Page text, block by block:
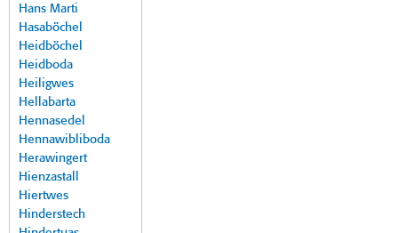
Hans Marti
Hasaböchel
Heidböchel
Heidboda
Heiligwes
Hellabarta
Hennasedel
Hennawibliboda
Herawingert
Hienzastall
Hiertwes
Hinderstech